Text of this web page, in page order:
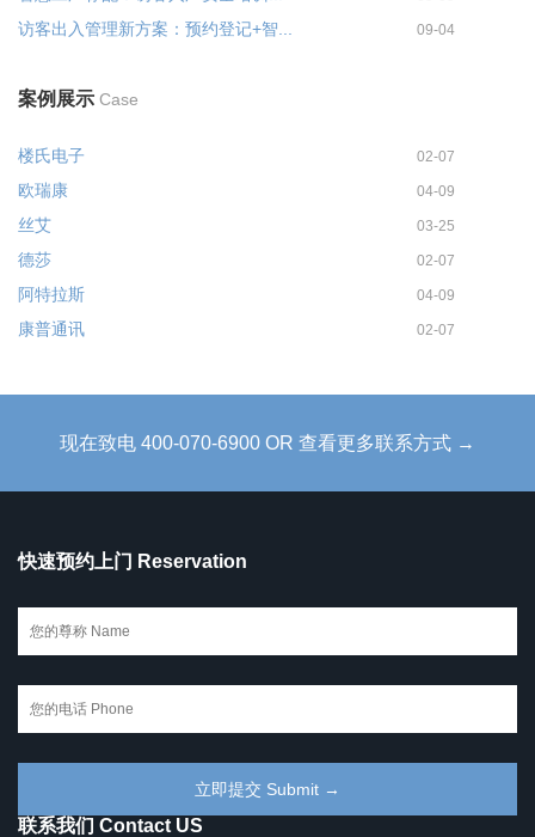
访客出入管理新方案：预约登记+智... 09-04
案例展示 Case
楼氏电子 02-07
欧瑞康 04-09
丝艾 03-25
德莎 02-07
阿特拉斯 04-09
康普通讯 02-07
现在致电 400-070-6900 OR 查看更多联系方式 →
快速预约上门 Reservation
联系我们 Contact US